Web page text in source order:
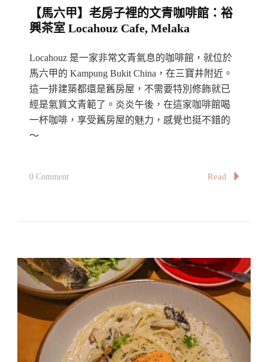
最
古
啡
館
之
The
Cafes
In
Europe
【馬六甲】老房子裡的文青咖啡館：裕
興茶室 Locahouz Cafe, Melaka
Locahouz 是一家非常文青氣息的咖啡館，就位於
馬六甲的 Kampung Bukit China，在三寶井附近。
這一排建築都還是舊房屋，不需要特別修飾就已
經是氣質文青範了。炎炎午後，在這家咖啡館喝
一杯咖啡，享受舊房屋的魅力，感覺也挺不錯的
～
0 CommentOn
房
子
裡
文
青
Read